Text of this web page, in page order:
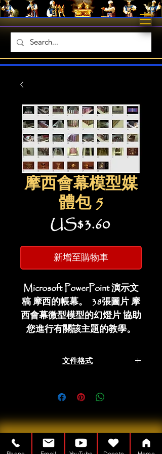
摩西會幕模型媒
體包 5
US$3.60價
格
新增至購物車
Microsoft PowerPoint 演示文
稿 摩西的帳幕。 38張圖片 摩
西會幕微型模型的幻燈片 協助
您進行有關該主題的教學。
文件格式